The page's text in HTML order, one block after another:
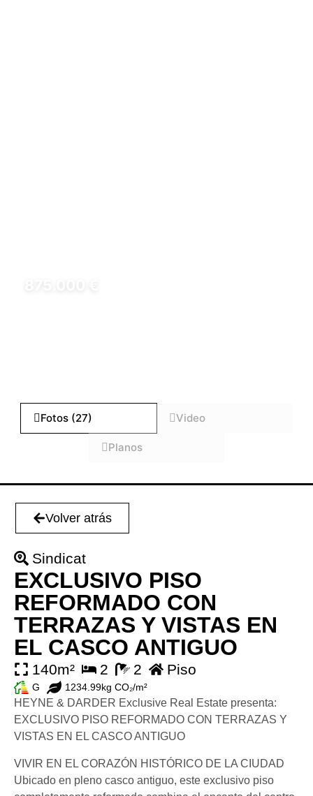
Fotos (27) Video
Planos
Volver atrás
Sindicat
EXCLUSIVO PISO
REFORMADO CON
TERRAZAS Y VISTAS EN
EL CASCO ANTIGUO
140m² 2 2 Piso
G 1234.99kg CO₂/m²
HEYNE & DARDER Exclusive Real Estate presenta:
EXCLUSIVO PISO REFORMADO CON TERRAZAS Y
VISTAS EN EL CASCO ANTIGUO
VIVIR EN EL CORAZÓN HISTÓRICO DE LA CIUDAD
Ubicado en pleno casco antiguo, este exclusivo piso